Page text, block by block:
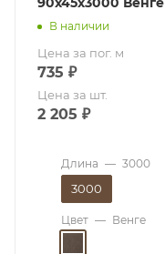
В наличии
Цена за пог. м
735 ₽
Цена за шт.
2 205 ₽
Длина — 3000
3000
Цвет — Венге